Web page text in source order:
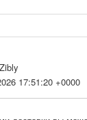
17:51:20 +0000